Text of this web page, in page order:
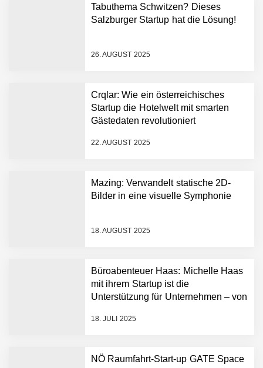
Tabuthema Schwitzen? Dieses
Salzburger Startup hat die Lösung!
26. AUGUST 2025
Crqlar: Wie ein österreichisches
Startup die Hotelwelt mit smarten
Gästedaten revolutioniert
22. AUGUST 2025
Mazing: Verwandelt statische 2D-
Bilder in eine visuelle Symphonie
18. AUGUST 2025
Büroabenteuer Haas: Michelle Haas
mit ihrem Startup ist die
Unterstützung für Unternehmen – von
18. JULI 2025
NÖ Raumfahrt-Start-up GATE Space
Portrait
Tabuthema Schwitzen?
hat die Lösung!
Crqlar: Wie ein
österreichisches Startup die
Manuel Messner von
Mazing: Verwandelt
statische 2D-Bilder in eine
visuelle Symphonie